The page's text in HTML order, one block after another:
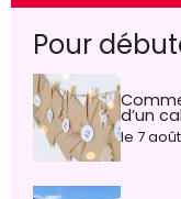
Pour
d’un
le 7